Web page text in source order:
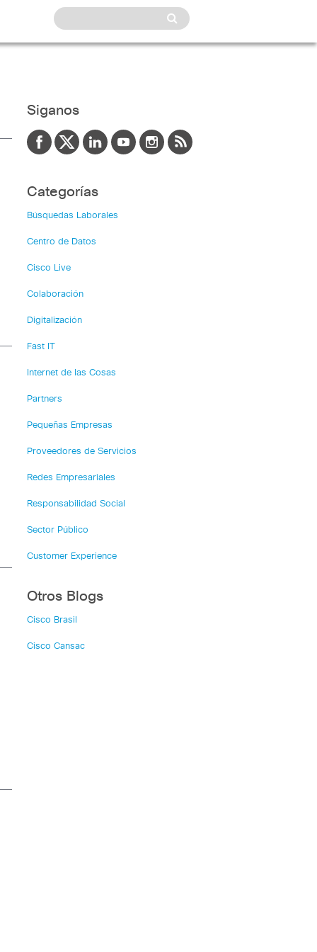
Siganos
Categorías
Búsquedas Laborales
Centro de Datos
Cisco Live
Colaboración
Digitalización
Fast IT
Internet de las Cosas
Partners
Pequeñas Empresas
Proveedores de Servicios
Redes Empresariales
Responsabilidad Social
Sector Público
Customer Experience
Otros Blogs
Cisco Brasil
Cisco Cansac